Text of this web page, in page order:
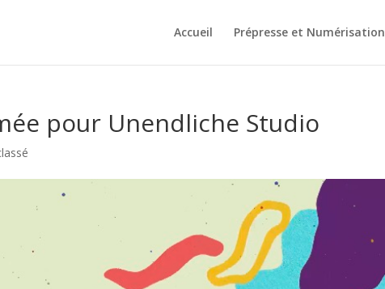
Accueil Prépresse et Numérisation
pour Unendliche Studio